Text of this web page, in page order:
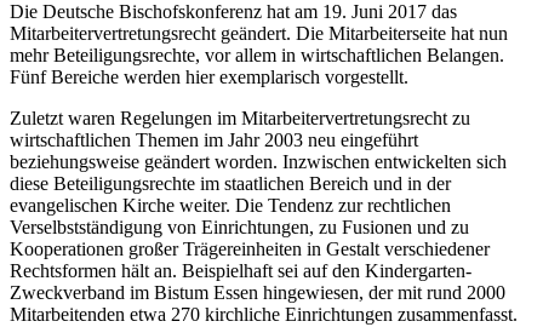
Die Deutsche Bischofskonferenz hat am 19. Juni 2017 das
Mitarbeitervertretungsrecht geändert. Die Mitarbeiterseite hat nun
mehr Beteiligungsrechte, vor allem in wirtschaftlichen Belangen.
Fünf Bereiche werden hier exemplarisch vorgestellt.
Zuletzt waren Regelungen im Mitarbeitervertretungsrecht zu
wirtschaftlichen Themen im Jahr 2003 neu eingeführt
beziehungsweise geändert worden. Inzwischen entwickelten sich
diese Beteiligungsrechte im staatlichen Bereich und in der
evangelischen Kirche weiter. Die Tendenz zur rechtlichen
Verselbstständigung von Einrichtungen, zu Fusionen und zu
Kooperationen großer Trägereinheiten in Gestalt verschiedener
Rechtsformen hält an. Beispielhaft sei auf den Kindergarten-
Zweckverband im Bistum Essen hingewiesen, der mit rund 2000
Mitarbeitenden etwa 270 kirchliche Einrichtungen zu­sammenfasst.